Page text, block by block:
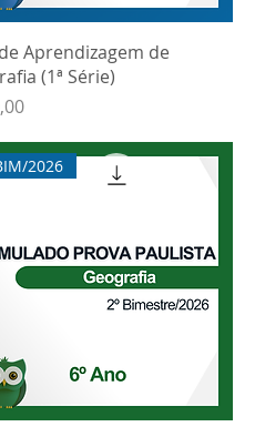
Aprendizagem de
(1ª Série)
2026